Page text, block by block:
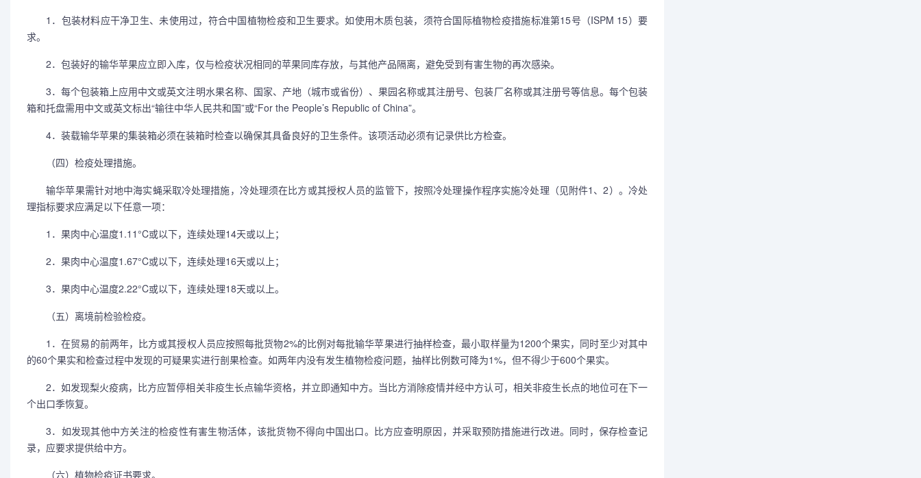
1．包装材料应干净卫生、未使用过，符合中国植物检疫和卫生要求。如使用木质包装，须符合国际植物检疫措施标准第15号（ISPM 15）要
求。
2．包装好的输华苹果应立即入库，仅与检疫状况相同的苹果同库存放，与其他产品隔离，避免受到有害生物的再次感染。
3．每个包装箱上应用中文或英文注明水果名称、国家、产地（城市或省份）、果园名称或其注册号、包装厂名称或其注册号等信息。每个包装
箱和托盘需用中文或英文标出“输往中华人民共和国”或“For the People’s Republic of China”。
4．装载输华苹果的集装箱必须在装箱时检查以确保其具备良好的卫生条件。该项活动必须有记录供比方检查。
（四）检疫处理措施。
输华苹果需针对地中海实蝇采取冷处理措施，冷处理须在比方或其授权人员的监管下，按照冷处理操作程序实施冷处理（见附件1、2）。冷处
理指标要求应满足以下任意一项：
1．果肉中心温度1.11°C或以下，连续处理14天或以上；
2．果肉中心温度1.67°C或以下，连续处理16天或以上；
3．果肉中心温度2.22°C或以下，连续处理18天或以上。
（五）离境前检验检疫。
1．在贸易的前两年，比方或其授权人员应按照每批货物2%的比例对每批输华苹果进行抽样检查，最小取样量为1200个果实，同时至少对其中
的60个果实和检查过程中发现的可疑果实进行剖果检查。如两年内没有发生植物检疫问题，抽样比例数可降为1%，但不得少于600个果实。
2．如发现梨火疫病，比方应暂停相关非疫生长点输华资格，并立即通知中方。当比方消除疫情并经中方认可，相关非疫生长点的地位可在下一
个出口季恢复。
3．如发现其他中方关注的检疫性有害生物活体，该批货物不得向中国出口。比方应查明原因，并采取预防措施进行改进。同时，保存检查记
录，应要求提供给中方。
（六）植物检疫证书要求。